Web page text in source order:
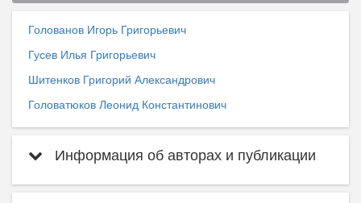
Голованов Игорь Григорьевич
Гусев Илья Григорьевич
Шитенков Григорий Александрович
Головатюков Леонид Константинович
Информация об авторах и публикации